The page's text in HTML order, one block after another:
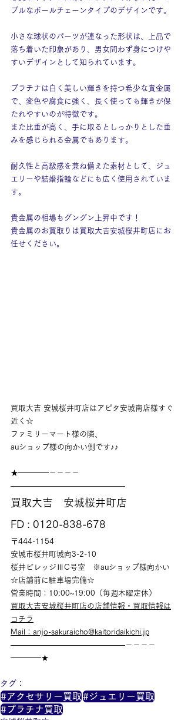
プルなボールチェーンタイプのデザインです。
小さな球状のパーツが連なった形状は、上品で
落ち着いた印象があり、男女問わず身につけや
すいデザインとして知られています。
プラチナは白く美しい輝きを持つ希少な貴金属
で、変色や腐食に強く、長く使っても輝きが保
たれやすいのが特徴です。
また比重が高く、手に取るとしっかりとした重
みを感じられる金属でもあります。
耐久性と高級感を兼ね備えた素材として、ジュ
エリーや結婚指輪などにも広く使用されていま
す。
貴金属の相場もグングン上昇中です！
貴金属のお買取りは買取大吉安城桜井町店にお
任せください。
買取大吉 安城桜井町店はアピタ安城南店様すぐ
近く☆
ファミリーマート様の隣、
auショップ様の向かい側です♪♪
★━━━━－－－－
———————————————
買取大吉　安城桜井町店
FD : 0120-838-678
〒444-1154
安城市桜井町城向3-2-10
桜井ビレッジⅢC号室　※auショップ様向かい
☆店舗前に駐車場完備☆
営業時間：10:00~19:00（毎週木曜定休）
買取大吉安城桜井町店の店舗情報・買取情報は
コチラ
Mail：anjo-sakuraicho@kaitoridaikichi.jp
———————————————－－－－
━━━━★
タグ：
#アクセサリー買取#ジュエリー買取
#プラチナ買取